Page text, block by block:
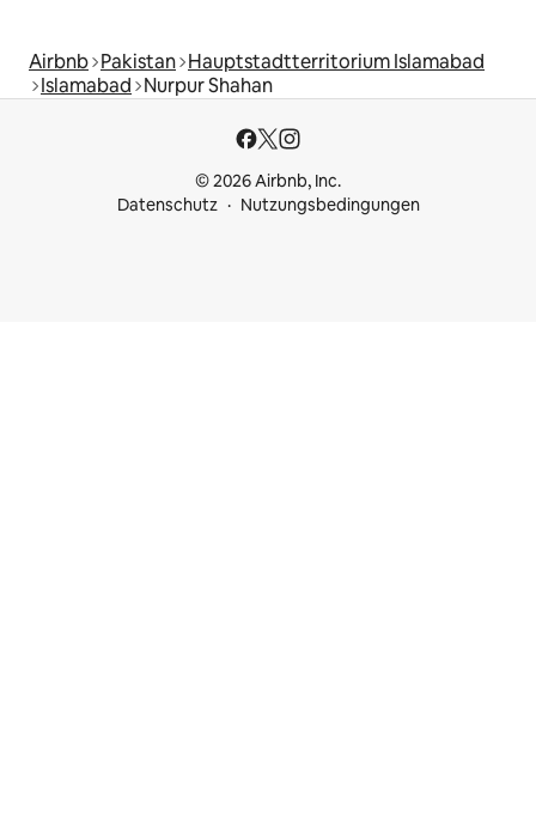
Airbnb Pakistan Hauptstadtterritorium Islamabad
Islamabad Nurpur Shahan
© 2026 Airbnb, Inc.
Datenschutz
Nutzungsbedingungen